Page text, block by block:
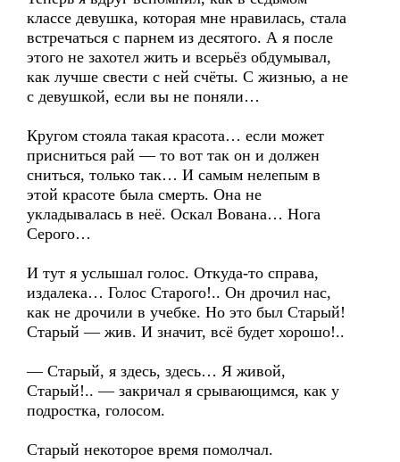
классе девушка, которая мне нравилась, стала
встречаться с парнем из десятого. А я после
этого не захотел жить и всерьёз обдумывал,
как лучше свести с ней счёты. С жизнью, а не
с девушкой, если вы не поняли…
Кругом стояла такая красота… если может
присниться рай — то вот так он и должен
сниться, только так… И самым нелепым в
этой красоте была смерть. Она не
укладывалась в неё. Оскал Вована… Нога
Серого…
И тут я услышал голос. Откуда-то справа,
издалека… Голос Старого!.. Он дрочил нас,
как не дрочили в учебке. Но это был Старый!
Старый — жив. И значит, всё будет хорошо!..
— Старый, я здесь, здесь… Я живой,
Старый!.. — закричал я срывающимся, как у
подростка, голосом.
Старый некоторое время помолчал.